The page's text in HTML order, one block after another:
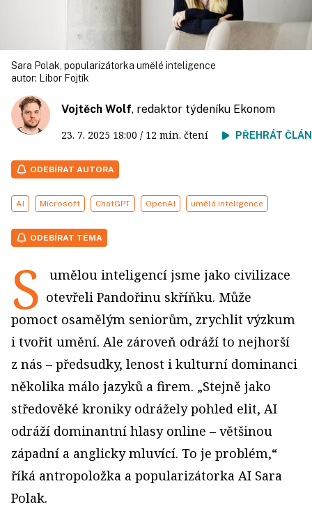
Sara Polak, popularizátorka umělé inteligence
autor:
Libor Fojtík
Vojtěch Wolf, redaktor týdeníku Ekonom
23. 7. 2025 18:00 / 12 min. čtení PŘEHRÁT
ODEBÍRAT AUTORA
AI Microsoft ChatGPT OpenAI umělá inteligence
ODEBÍRAT TÉMA
S
umělou inteligencí jsme jako civilizace
otevřeli Pandořinu skříňku. Může
pomoct osamělým seniorům, zrychlit výzkum
i tvořit umění. Ale zároveň odráží to nejhorší
z nás – předsudky, lenost i kulturní dominanci
několika málo jazyků a firem. „Stejně jako
středověké kroniky odrážely pohled elit, AI
odráží dominantní hlasy online – většinou
západní a anglicky mluvící. To je problém,“
říká antropoložka a popularizátorka AI Sara
Polak.